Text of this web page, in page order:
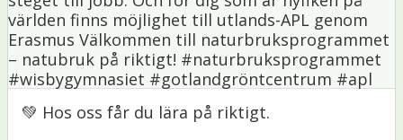
💚 Hos oss får du lära på riktigt.